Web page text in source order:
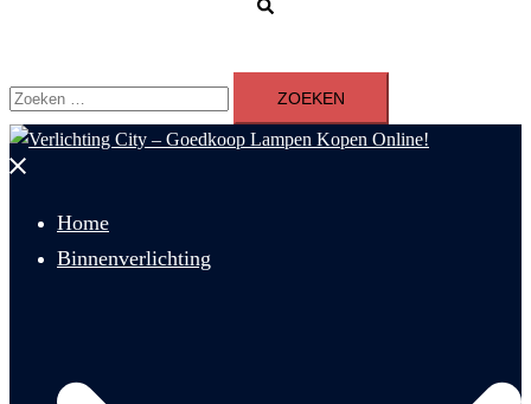
Zoeken
naar:
Menu
Home
Binnenverlichting